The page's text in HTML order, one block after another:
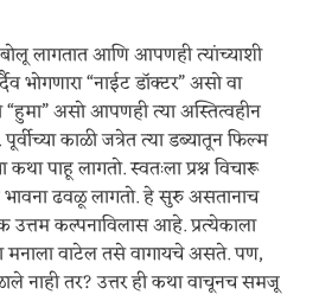
लागतात आणि आपणही त्यांच्याशी
भोगणारा “नाईट डॉक्टर” असो वा
असो आपणही त्या अस्तित्वहीन
काळी जत्रेत त्या डब्यातून फिल्म
पाहू लागतो. स्वतःला प्रश्न विचारू
ढवळू लागतो. हे सुरु असतानाच
कल्पनाविलास आहे. प्रत्येकाला
वाटेल तसे वागायचे असते. पण,
नाही तर? उत्तर ही कथा वाचूनच समजू